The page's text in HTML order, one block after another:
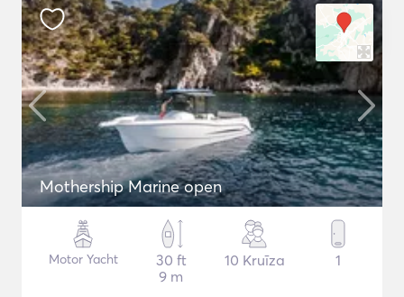
Mothership Marine open
Motor Yacht
30 ft
9 m
10 Kruīza 1